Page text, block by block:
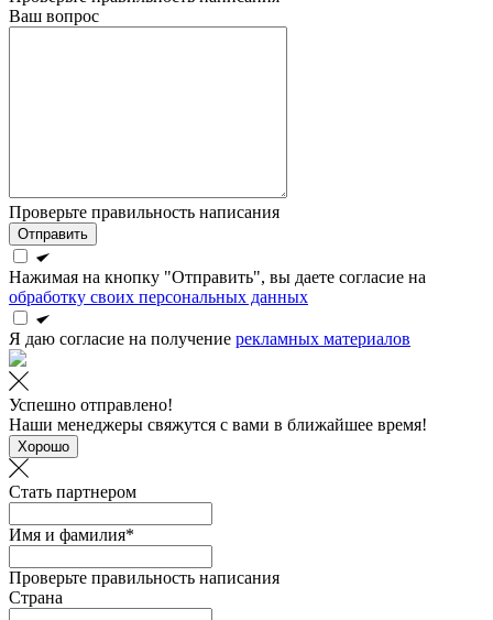
Ваш вопрос
Проверьте правильность написания
Отправить
Нажимая на кнопку "Отправить", вы даете согласие на
обработку своих персональных данных
Я даю согласие на получение рекламных материалов
Успешно отправлено!
Наши менеджеры свяжутся с вами в ближайшее время!
Хорошо
Стать партнером
Имя и фамилия*
Проверьте правильность написания
Страна